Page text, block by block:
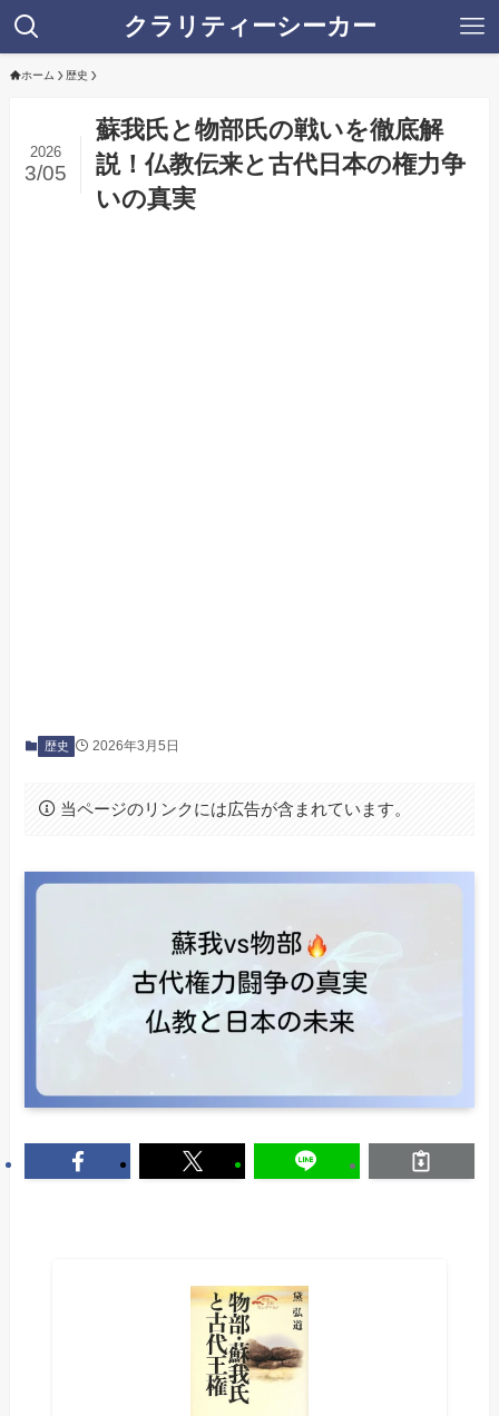
クラリティーシーカー
ホーム 歴史
蘇我氏と物部氏の戦いを徹底解
説！仏教伝来と古代日本の権力争
いの真実
2026
3/05
歴史 2026年3月5日
当ページのリンクには広告が含まれています。